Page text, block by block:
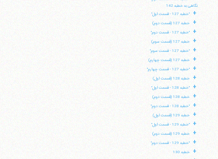
نگاهی به خطبه 142
+ "خطبه 127 - قسمت اول"
+ خطبه 127 (قسمت دوم)
+ "خطبه 127 - قسمت دوم"
+ خطبه 127 (قسمت سوم)
+ "خطبه 127 - قسمت سوم"
+ خطبه 127 (قسمت چهارم)
+ "خطبه 127 - قسمت چهارم"
+ خطبه 128 (قسمت اول)
+ "خطبه 128 - قسمت اول"
+ خطبه 128 (قسمت دوم)
+ "خطبه 128 - قسمت دوم"
+ خطبه 129 (قسمت اول)
+ "خطبه 129 - قسمت اول"
+ خطبه 129 (قسمت دوم)
+ "خطبه 129 - قسمت دوم"
+ خطبه 130